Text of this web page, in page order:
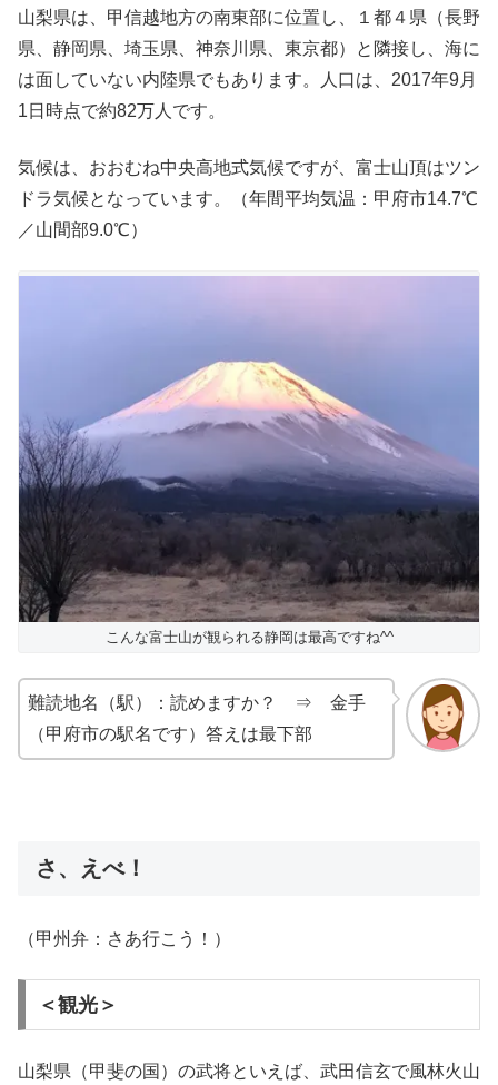
山梨県は、甲信越地方の南東部に位置し、１都４県（長野
県、静岡県、埼玉県、神奈川県、東京都）と隣接し、海に
は面していない内陸県でもあります。人口は、2017年9月
1日時点で約82万人です。
気候は、おおむね中央高地式気候ですが、富士山頂はツン
ドラ気候となっています。（年間平均気温：甲府市14.7℃
／山間部9.0℃）
こんな富士山が観られる静岡は最高ですね^^
難読地名（駅）：読めますか？ ⇒ 金手
（甲府市の駅名です）答えは最下部
さ、えべ！
（甲州弁：さあ行こう！）
＜観光＞
山梨県（甲斐の国）の武将といえば、武田信玄で風林火山